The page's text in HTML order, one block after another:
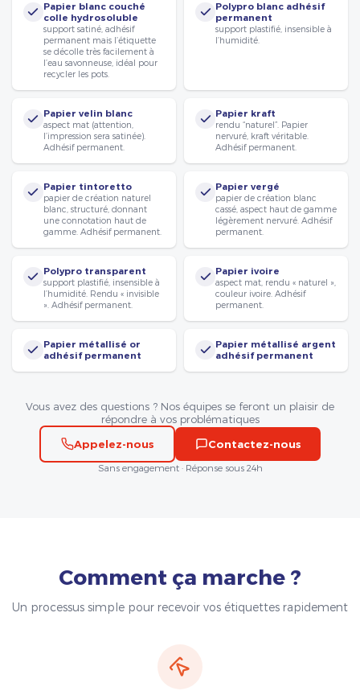
Papier blanc couché
colle hydrosoluble
support satiné, adhésif
permanent mais l’étiquette
se décolle très facilement à
l’eau savonneuse, idéal pour
recycler les pots.
Polypro blanc adhésif
permanent
support plastifié, insensible à
l’humidité.
Papier velin blanc
aspect mat (attention,
l’impression sera satinée).
Adhésif permanent.
Papier kraft
rendu “naturel”. Papier
nervuré, kraft véritable.
Adhésif permanent.
Papier tintoretto
papier de création naturel
blanc, structuré, donnant
une connotation haut de
gamme. Adhésif permanent.
Papier vergé
papier de création blanc
cassé, aspect haut de gamme
légèrement nervuré. Adhésif
permanent.
Polypro transparent
support plastifié, insensible à
l’humidité. Rendu « invisible
». Adhésif permanent.
Papier ivoire
aspect mat, rendu « naturel »,
couleur ivoire. Adhésif
permanent.
Papier métallisé or
adhésif permanent
Papier métallisé argent
adhésif permanent
Vous avez des questions ? Nos équipes se feront un plaisir de
répondre à vos problématiques
Appelez-nous
Contactez-nous
Sans engagement · Réponse sous 24h
Comment ça marche ?
Un processus simple pour recevoir vos étiquettes rapidement